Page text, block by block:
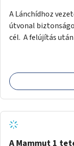
A Lánchídhoz
útvonal
cél. A felújítás
megtörtént az
tengelyében is
lehetővé kell tenni
biztonságosan
A Mammut 1